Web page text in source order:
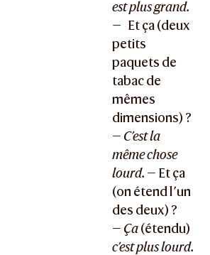
est plus grand.
— Et ça (deux
petits
paquets de
tabac de
mêmes
dimensions) ?
— C’est la
même chose
lourd. — Et ça
(on étend l’un
des deux) ?
— Ça(étendu)
c’est plus lourd.